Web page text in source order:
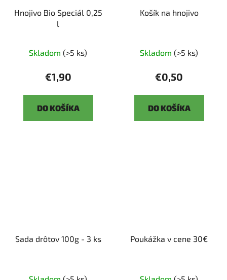
Hnojivo Bio Speciál 0,25
l
Skladom (>5 ks)
€1,90
DO KOŠÍKA
Košík na hnojivo
Skladom (>5 ks)
€0,50
DO KOŠÍKA
Sada drôtov 100g - 3 ks Poukážka v cene 30€